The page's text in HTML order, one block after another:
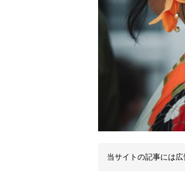
当サイトの記事には